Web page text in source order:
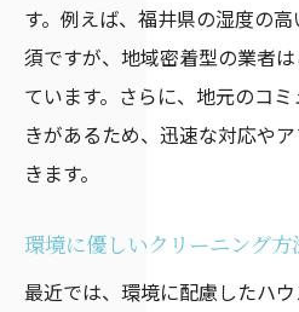
プロの技術で落とせ
初回利用者向けキャ
福井県のハウスクリー
サービス内容の違い
基本プランとオプシ
追加料金がかかるケ
す。例えば、福井県の湿度の
須ですが、地域密着型の業者
ています。さらに、地元のコ
きがあるため、迅速な対応や
きます。
環境に優しいクリーニング方
最近では、環境に配慮したハ